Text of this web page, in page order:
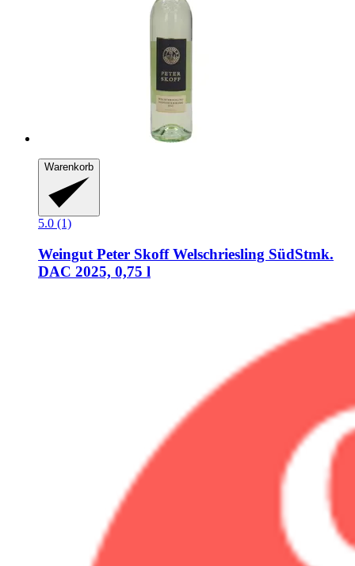
Warenkorb
5.0 (1)
Weingut Peter SkoffWelschriesling SüdStmk.
DAC 2025, 0,75 l